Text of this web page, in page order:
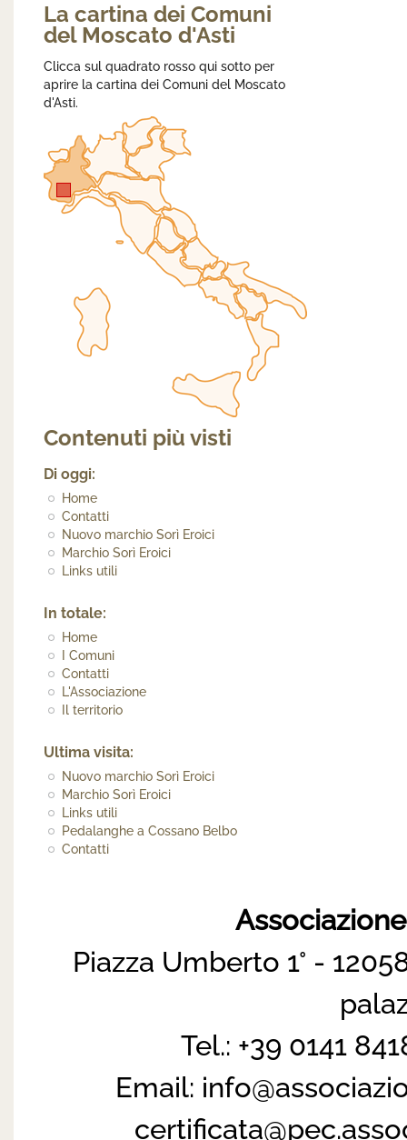
La cartina dei Comuni
del Moscato d'Asti
Clicca sul quadrato rosso qui sotto per
aprire la cartina dei Comuni del Moscato
d'Asti.
Contenuti più visti
Di oggi:
Home
Contatti
Nuovo marchio Sorì Eroici
Marchio Sorì Eroici
Links utili
In totale:
Home
I Comuni
Contatti
L'Associazione
Il territorio
Ultima visita:
Nuovo marchio Sorì Eroici
Marchio Sorì Eroici
Links utili
Pedalanghe a Cossano Belbo
Contatti
Piazza Umberto 1° -
Tel.: +39 0141
Email: